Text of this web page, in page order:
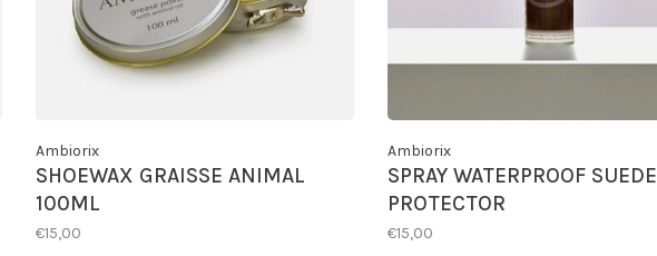
Ambiorix
SHOEWAX GRAISSE ANIMAL
100ML
€15,00
Ambiorix
SPRAY WATERPROOF SUEDE
PROTECTOR
€15,00